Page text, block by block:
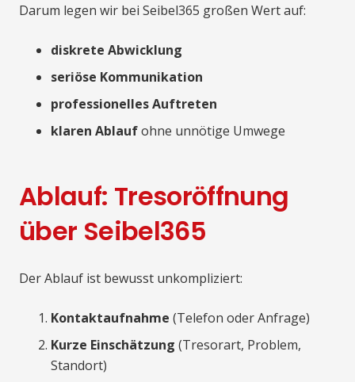
Darum legen wir bei Seibel365 großen Wert auf:
diskrete Abwicklung
seriöse Kommunikation
professionelles Auftreten
klaren Ablaufohne unnötige Umwege
Ablauf: Tresoröffnung
über Seibel365
Der Ablauf ist bewusst unkompliziert:
Kontaktaufnahme (Telefon oder Anfrage)
Kurze Einschätzung (Tresorart, Problem,
Standort)